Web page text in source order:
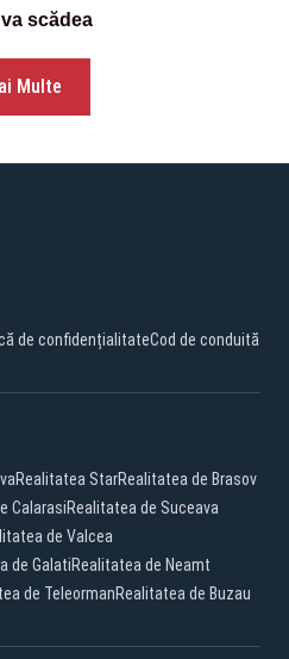
scădea
Multe
de confidențialitateCod de conduită
Realitatea StarRealitatea de Brasov
CalarasiRealitatea de Suceava
de Valcea
de GalatiRealitatea de Neamt
de TeleormanRealitatea de Buzau